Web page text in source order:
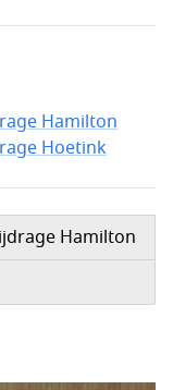
Hamilton
Hoetink
Hamilton